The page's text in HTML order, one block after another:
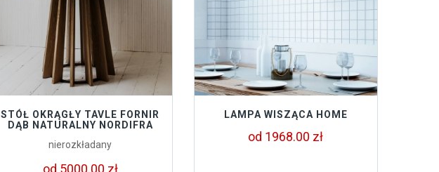
STÓŁ OKRĄGŁY TAVLE FORNIR
DĄB NATURALNY NORDIFRA
nierozkładany
od 5000.00 zł
LAMPA WISZĄCA HOME
od 1968.00 zł